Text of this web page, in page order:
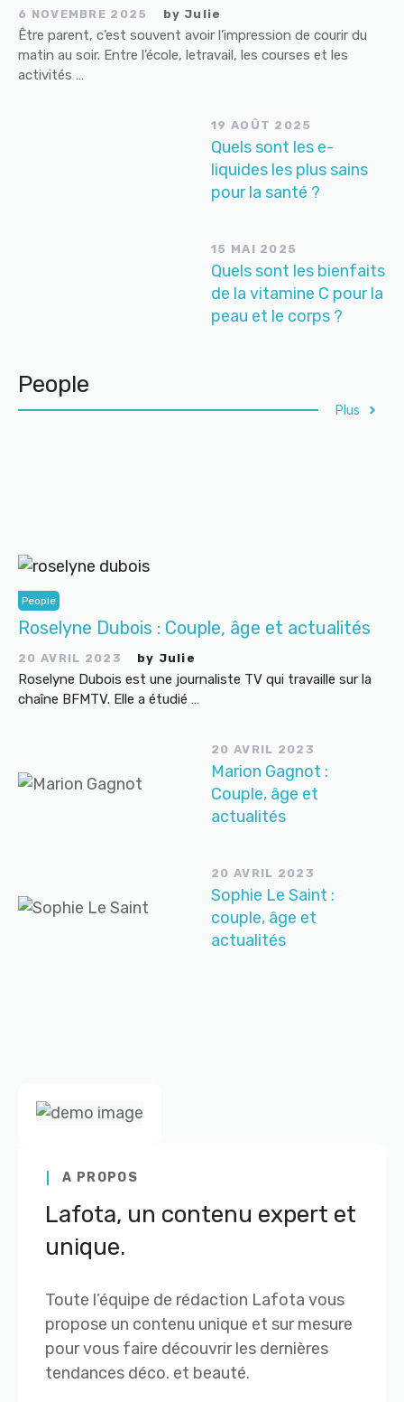
6 NOVEMBRE 2025 by Julie
Être parent, c’est souvent avoir l’impression de courir du
matin au soir. Entre l’école, letravail, les courses et les
activités …
19 AOÛT 2025
Quels sont les e-
liquides les plus sains
pour la santé ?
15 MAI 2025
Quels sont les bienfaits
de la vitamine C pour la
peau et le corps ?
People
Plus
People
Roselyne Dubois : Couple, âge et actualités
20 AVRIL 2023 by Julie
Roselyne Dubois est une journaliste TV qui travaille sur la
chaîne BFMTV. Elle a étudié …
20 AVRIL 2023
Marion Gagnot :
Couple, âge et
actualités
20 AVRIL 2023
Sophie Le Saint :
couple, âge et
actualités
A PROPOS
Lafota, un contenu expert et
unique.
Toute l’équipe de rédaction Lafota vous
propose un contenu unique et sur mesure
pour vous faire découvrir les dernières
tendances déco. et beauté.